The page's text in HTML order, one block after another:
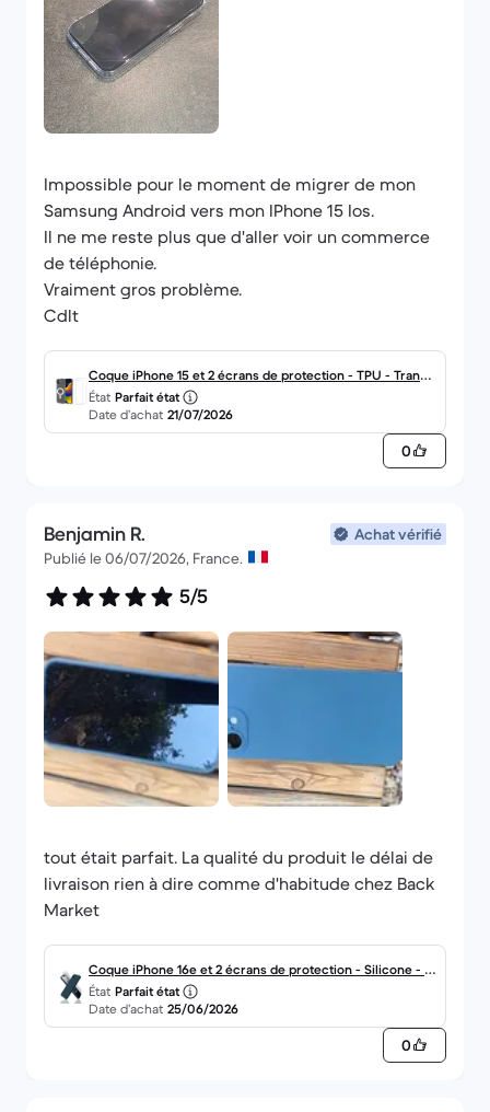
Impossible pour le moment de migrer de mon
Samsung Android vers mon IPhone 15 Ios.
Il ne me reste plus que d'aller voir un commerce
de téléphonie.
Vraiment gros problème.
Cdlt
Coque iPhone 15 et 2 écrans de protection - TPU - Transp
arent
État Parfait état
Date d’achat 21/07/2026
0
Benjamin R.
Achat vérifié
Publié le 06/07/2026, France.
5/5
tout était parfait. La qualité du produit le délai de
livraison rien à dire comme d'habitude chez Back
Market
Coque iPhone 16e et 2 écrans de protection - Silicone - Bl
eu
État Parfait état
Date d’achat 25/06/2026
0